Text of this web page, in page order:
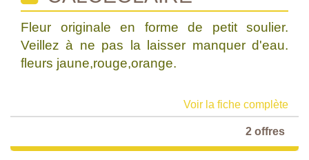
Fleur originale en forme de petit soulier.
Veillez à ne pas la laisser manquer d'eau.
fleurs jaune,rouge,orange.
Voir la fiche complète
2 offres